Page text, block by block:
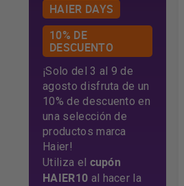
HAIER DAYS
10% DE
DESCUENTO
¡Solo del 3 al 9 de
agosto disfruta de un
10% de descuento en
una selección de
productos marca
Haier!
Utiliza el cupón
HAIER10 al hacer la